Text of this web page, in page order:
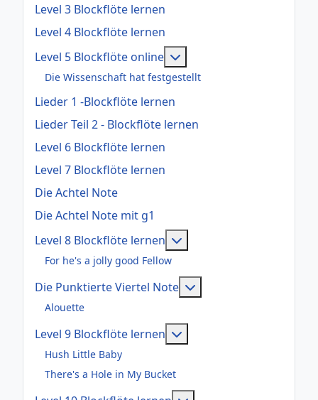
Level 3 Blockflöte lernen
Level 4 Blockflöte lernen
Level 5 Blockflöte online
Die Wissenschaft hat festgestellt
Lieder 1 -Blockflöte lernen
Lieder Teil 2 - Blockflöte lernen
Level 6 Blockflöte lernen
Level 7 Blockflöte lernen
Die Achtel Note
Die Achtel Note mit g1
Level 8 Blockflöte lernen
For he's a jolly good Fellow
Die Punktierte Viertel Note
Alouette
Level 9 Blockflöte lernen
Hush Little Baby
There's a Hole in My Bucket